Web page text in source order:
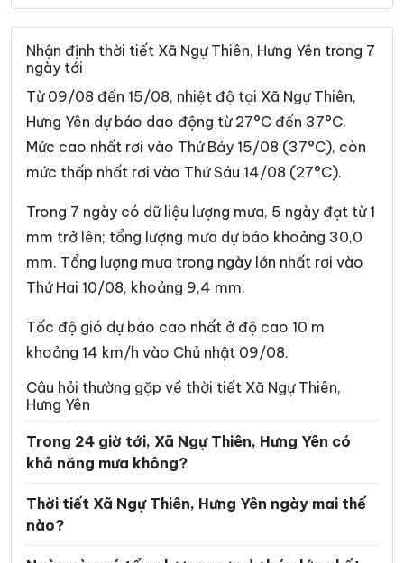
Xã Đại Đồng Xã Diên Hà
Xã Đoàn Đào Xã Đồng Bằng
Xã Đồng Châu
Xã Đông Quan Xã Đông Thái Ninh
Xã Đông Thụy Anh Xã Đông Tiền Hải
Xã Đông Tiên Hưng Xã Đức Hợp
Xã Hiệp Cường Xã Hoàn Long
Xã Hoàng Hoa Thám Xã Hồng Minh
Xã Hồng Quang Xã Hồng Vũ
Xã Hưng Hà Xã Hưng Phú
Xã Khoái Châu Xã Kiến Xương
Xã Lạc Đạo Xã Lê Lợi
Xã Lương Bằng
Xã Minh Thọ Xã Nam Cường
Xã Nam Đông Hưng
Nhận định thời tiết Xã Ngự Thiên, Hưng Yên trong 7
ngày tới
Từ 09/08 đến 15/08, nhiệt độ tại Xã Ngự Thiên,
Hưng Yên dự báo dao động từ 27°C đến 37°C.
Mức cao nhất rơi vào Thứ Bảy 15/08 (37°C), còn
mức thấp nhất rơi vào Thứ Sáu 14/08 (27°C).
Trong 7 ngày có dữ liệu lượng mưa, 5 ngày đạt từ 1
mm trở lên; tổng lượng mưa dự báo khoảng 30,0
mm. Tổng lượng mưa trong ngày lớn nhất rơi vào
Thứ Hai 10/08, khoảng 9,4 mm.
Tốc độ gió dự báo cao nhất ở độ cao 10 m
khoảng 14 km/h vào Chủ nhật 09/08.
Câu hỏi thường gặp về thời tiết Xã Ngự Thiên,
Hưng Yên
Trong 24 giờ tới, Xã Ngự Thiên, Hưng Yên có
khả năng mưa không?
Thời tiết Xã Ngự Thiên, Hưng Yên ngày mai thế
nào?